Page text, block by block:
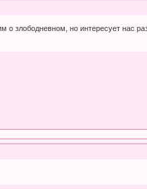
о злободневном, но интересует нас